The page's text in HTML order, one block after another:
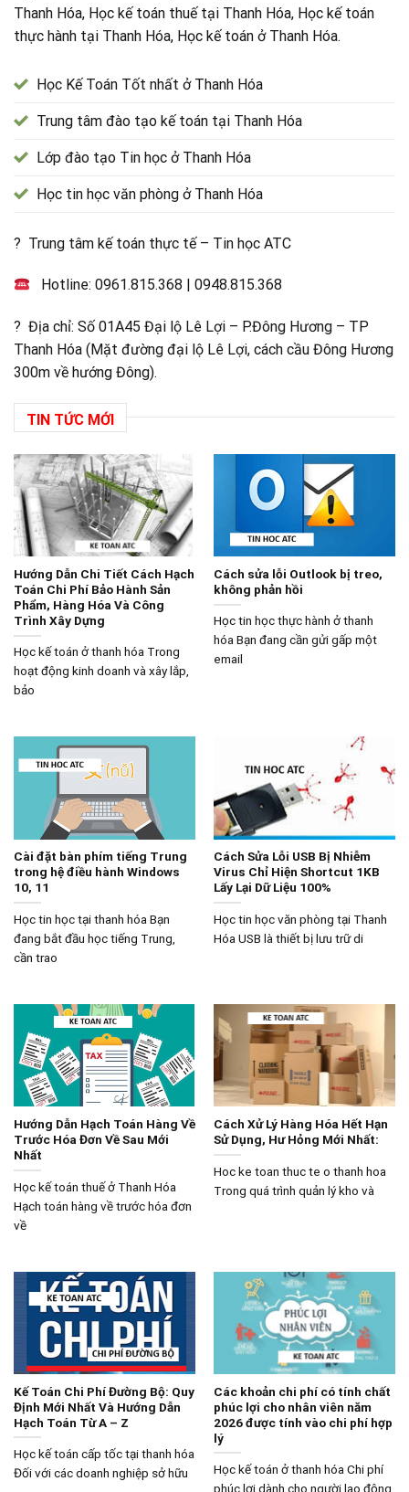
Thanh Hóa, Học kế toán thuế tại Thanh Hóa, Học kế toán
thực hành tại Thanh Hóa, Học kế toán ở Thanh Hóa.
Học Kế Toán Tốt nhất ở Thanh Hóa
Trung tâm đào tạo kế toán tại Thanh Hóa
Lớp đào tạo Tin học ở Thanh Hóa
Học tin học văn phòng ở Thanh Hóa
? Trung tâm kế toán thực tế – Tin học ATC
Hotline:0961.815.368 |0948.815.368
? Địa chỉ: Số 01A45 Đại lộ Lê Lợi – P.Đông Hương – TP
Thanh Hóa (Mặt đường đại lộ Lê Lợi, cách cầu Đông Hương
300m về hướng Đông).
TIN TỨC MỚI
Hướng Dẫn Chi Tiết Cách Hạch
Toán Chi Phí Bảo Hành Sản
Phẩm, Hàng Hóa Và Công
Trình Xây Dựng
Học kế toán ở thanh hóa Trong
hoạt động kinh doanh và xây lắp,
bảo
Cách sửa lỗi Outlook bị treo,
không phản hồi
Học tin học thực hành ở thanh
hóa Bạn đang cần gửi gấp một
email
Cài đặt bàn phím tiếng Trung
trong hệ điều hành Windows
10, 11
Học tin học tại thanh hóa Bạn
đang bắt đầu học tiếng Trung,
cần trao
Cách Sửa Lỗi USB Bị Nhiễm
Virus Chỉ Hiện Shortcut 1KB
Lấy Lại Dữ Liệu 100%
Học tin học văn phòng tại Thanh
Hóa USB là thiết bị lưu trữ di
Hướng Dẫn Hạch Toán Hàng Về
Trước Hóa Đơn Về Sau Mới
Nhất
Học kế toán thuế ở Thanh Hóa
Hạch toán hàng về trước hóa đơn
về
Cách Xử Lý Hàng Hóa Hết Hạn
Sử Dụng, Hư Hỏng Mới Nhất:
Hoc ke toan thuc te o thanh hoa
Trong quá trình quản lý kho và
Kế Toán Chi Phí Đường Bộ: Quy
Định Mới Nhất Và Hướng Dẫn
Hạch Toán Từ A – Z
Học kế toán cấp tốc tại thanh hóa
Đối với các doanh nghiệp sở hữu
Các khoản chi phí có tính chất
phúc lợi cho nhân viên năm
2026 được tính vào chi phí hợp
lý
Học kế toán ở thanh hóa Chi phí
phúc lợi dành cho người lao động